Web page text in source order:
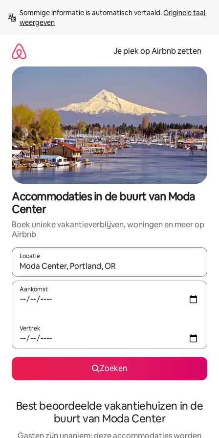
direct
naar
Sommige informatie is automatisch vertaald. Originele taal
weergeven
Je plek op Airbnb zetten
Accommodaties in de buurt van Moda
Center
Boek unieke vakantieverblijven, woningen en meer op
Airbnb
Locatie
Wanneer er resultaten beschikbaar zijn, maak je een keuze
Aankomst
Vertrek
Zoeken
Best beoordeelde vakantiehuizen in de
buurt van Moda Center
Gasten zijn unaniem: deze accommodaties worden